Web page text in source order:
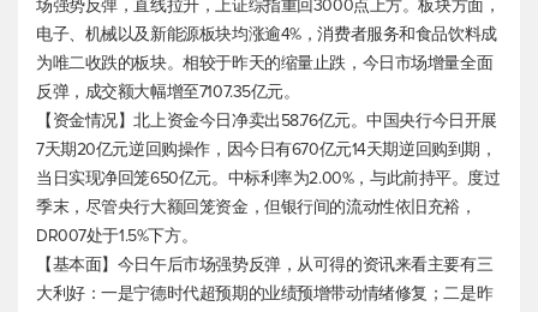
场强势反弹，直线拉升，上证综指重回3000点上方。板块方面，
电子、机械以及新能源板块均涨逾4%，消费者服务和食品饮料成
为唯二收跌的板块。相较于昨天的缩量止跌，今日市场增量全面
反弹，成交额大幅增至7107.35亿元。
【资金情况】北上资金今日净卖出58.76亿元。中国央行今日开展
7天期20亿元逆回购操作，因今日有670亿元14天期逆回购到期，
当日实现净回笼650亿元。中标利率为2.00%，与此前持平。度过
季末，尽管央行大额回笼资金，但银行间的流动性依旧充裕，
DR007处于1.5%下方。
【基本面】今日午后市场强势反弹，从可得的资讯来看主要有三
大利好：一是宁德时代超预期的业绩预增带动情绪修复；二是昨